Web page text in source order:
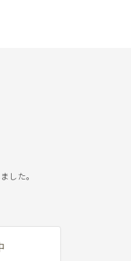
した。